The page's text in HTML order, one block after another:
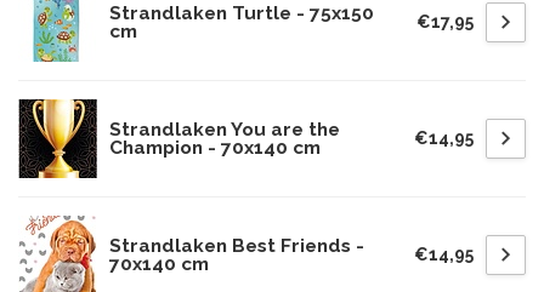
Strandlaken Turtle - 75x150
cm
€17,95
Strandlaken You are the
Champion - 70x140 cm
€14,95
Strandlaken Best Friends -
70x140 cm
€14,95